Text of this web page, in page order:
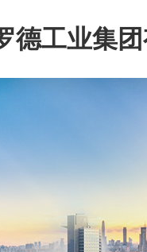
德工业集